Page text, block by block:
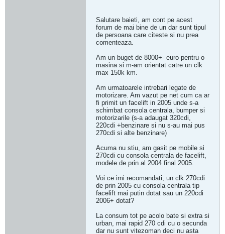
Salutare baieti, am cont pe acest
forum de mai bine de un dar sunt tipul
de persoana care citeste si nu prea
comenteaza.
Am un buget de 8000+- euro pentru o
masina si m-am orientat catre un clk
max 150k km.
Am urmatoarele intrebari legate de
motorizare. Am vazut pe net cum ca ar
fi primit un facelift in 2005 unde s-a
schimbat consola centrala, bumper si
motorizarile (s-a adaugat 320cdi,
220cdi +benzinare si nu s-au mai pus
270cdi si alte benzinare)
Acuma nu stiu, am gasit pe mobile si
270cdi cu consola centrala de facelift,
modele de prin al 2004 final 2005.
Voi ce imi recomandati, un clk 270cdi
de prin 2005 cu consola centrala tip
facelift mai putin dotat sau un 220cdi
2006+ dotat?
La consum tot pe acolo bate si extra si
urban, mai rapid 270 cdi cu o secunda
dar nu sunt vitezoman deci nu asta